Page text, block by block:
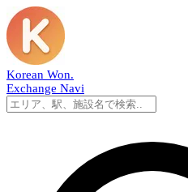
Korean Won.
Exchange Navi